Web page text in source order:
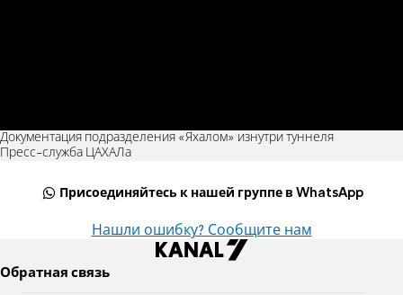
Документация подразделения «Яхалом» изнутри туннеля
Пресс-служба ЦАХАЛа
Присоединяйтесь к нашей группе в WhatsApp
Нашли ошибку? Сообщите нам
Обратная связь